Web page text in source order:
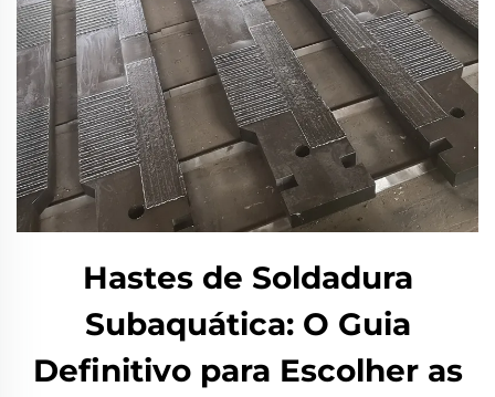
Hastes de Soldadura
Subaquática: O Guia
Definitivo para Escolher as